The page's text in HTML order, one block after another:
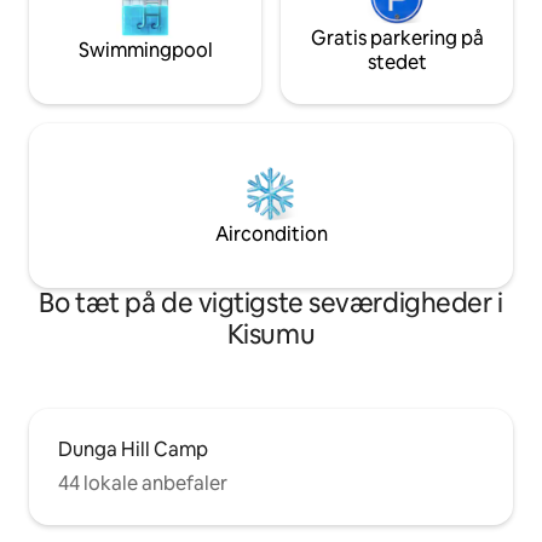
Swimmingpool
Gratis parkering på
stedet
Aircondition
Bo tæt på de vigtigste seværdigheder i
Kisumu
Dunga Hill Camp
44 lokale anbefaler